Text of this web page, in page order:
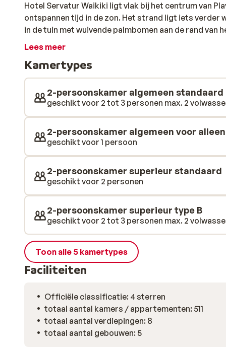
Hotel Servatur Waikiki ligt vlak bij het centrum van
ontspannen tijd in de zon. Het strand ligt iets verder
in de tuin met wuivende palmbomen aan de rand van
verfrissend drankje bij de bar. Voor kinderen is er een
wordt een heerlijke vakantie!
Lees meer
Kamertypes
2-persoonskamer algemeen standaard
geschikt voor 2 tot 3 personen max. 2
2-persoonskamer algemeen voor
geschikt voor 1 persoon
2-persoonskamer superieur standaard
geschikt voor 2 personen
2-persoonskamer superieur type B
geschikt voor 2 tot 3 personen max. 2
Toon alle 5 kamertypes
Faciliteiten
Officiële classificatie: 4 sterren
totaal aantal kamers / appartementen: 511
totaal aantal verdiepingen: 8
totaal aantal gebouwen: 5